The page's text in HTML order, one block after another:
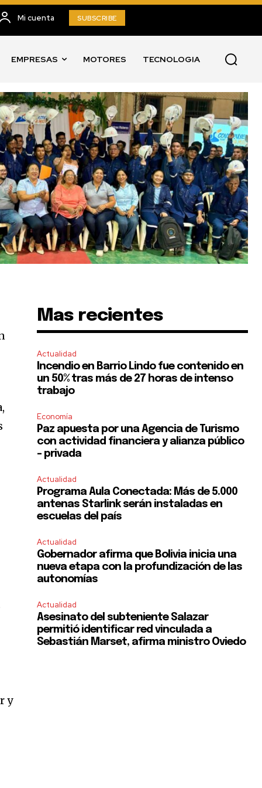
Mi cuenta SUBSCRIBE
EMPRESAS MOTORES TECNOLOGIA
y
Mas recientes
Actualidad
Incendio en Barrio Lindo fue contenido en
un 50% tras más de 27 horas de intenso
trabajo
Economía
Paz apuesta por una Agencia de Turismo
con actividad financiera y alianza público
– privada
Actualidad
Programa Aula Conectada: Más de 5.000
antenas Starlink serán instaladas en
escuelas del país
Actualidad
Gobernador afirma que Bolivia inicia una
nueva etapa con la profundización de las
autonomías
Actualidad
Asesinato del subteniente Salazar
permitió identificar red vinculada a
Sebastián Marset, afirma ministro Oviedo